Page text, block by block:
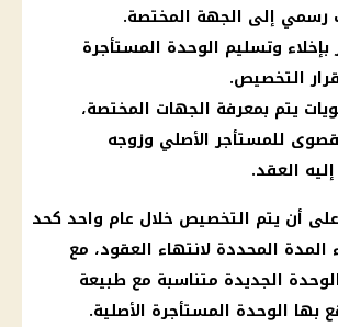
رسمي إلى الجهة المختصة.
بإخلاء وتسليم الوحدة المستأجرة
التخصيص.
يتم بمعرفة الجهات المختصة،
للمستأجر الأصلي وزوجه
العقد.
أن يتم التخصيص خلال عام واحد كحد
المحددة لانتهاء العقود، مع
الجديدة متناسبة مع طبيعة
بها الوحدة المستأجرة الأصلية.